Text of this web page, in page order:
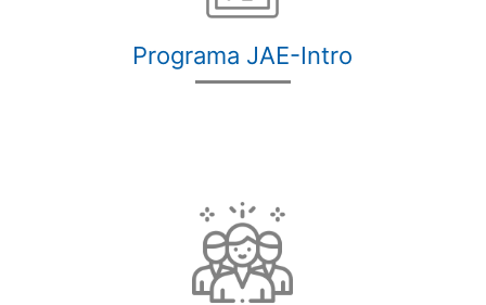
Programa JAE-Intro